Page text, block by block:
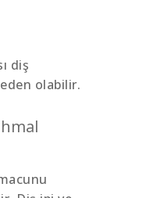
diş
olabilir.